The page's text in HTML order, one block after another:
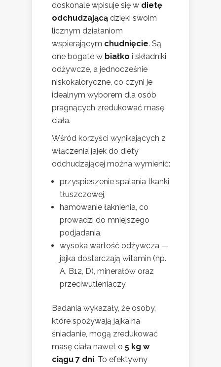
doskonale wpisuje się w dietę
odchudzającą dzięki swoim
licznym działaniom
wspierającym chudnięcie. Są
one bogate w białko i składniki
odżywcze, a jednocześnie
niskokaloryczne, co czyni je
idealnym wyborem dla osób
pragnących zredukować masę
ciała.
Wśród korzyści wynikających z
włączenia jajek do diety
odchudzającej można wymienić:
przyspieszenie spalania tkanki
tłuszczowej,
hamowanie łaknienia, co
prowadzi do mniejszego
podjadania,
wysoka wartość odżywcza —
jajka dostarczają witamin (np.
A, B12, D), minerałów oraz
przeciwutleniaczy.
Badania wykazały, że osoby,
które spożywają jajka na
śniadanie, mogą zredukować
masę ciała nawet o 5 kg w
ciągu 7 dni. To efektywny